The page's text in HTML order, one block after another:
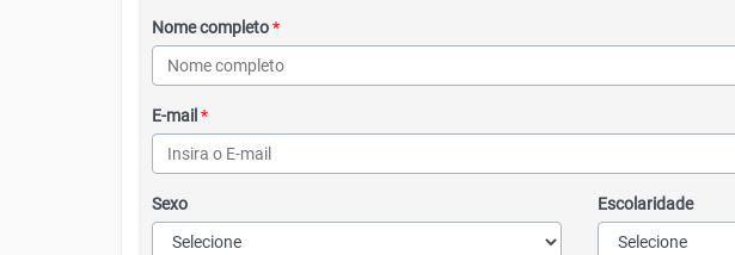
Nome completo*
E-mail *
Sexo Escolaridade